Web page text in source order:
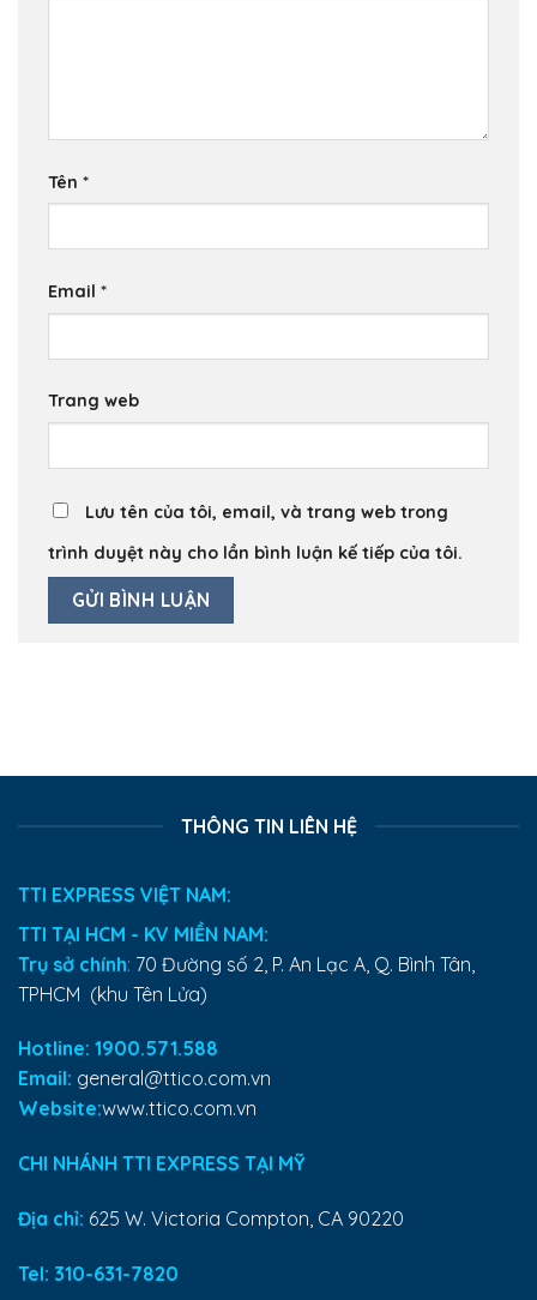
Tên *
Email *
Trang web
Lưu tên của tôi, email, và trang web trong
trình duyệt này cho lần bình luận kế tiếp của tôi.
THÔNG TIN LIÊN HỆ
TTI EXPRESS VIỆT NAM:
TTI TẠI HCM - KV MIỀN NAM:
Trụ sở chính: 70 Đường số 2, P. An Lạc A, Q. Bình Tân,
TPHCM (khu Tên Lửa)
Hotline: 1900.571.588
Email: general@ttico.com.vn
Website:www.ttico.com.vn
CHI NHÁNH TTI EXPRESS TẠI MỸ
Địa chỉ: 625 W. Victoria Compton, CA 90220
Tel: 310-631-7820